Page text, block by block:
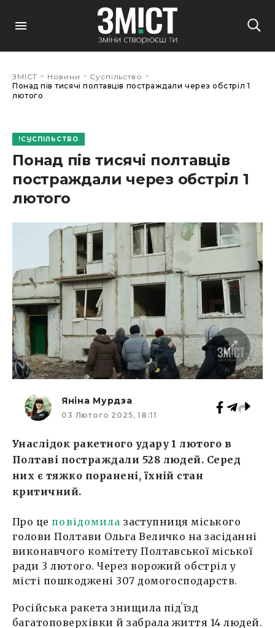
ЗМІСТ > Новини > Суспільство >
Понад пів тисячі полтавців постраждали через обстріл 1
лютого
СУСПІЛЬСТВО
Понад пів тисячі полтавців
постраждали через обстріл 1
лютого
Яніна Мурдза
03 Лютого 2025, 18:11
Унаслідок ракетного удару 1 лютого в
Полтаві постраждали 528 людей. Серед
них є тяжко поранені, їхній стан
критичний.
Про цеповідомила заступниця міського
голови Полтави Ольга Величко на засіданні
виконавчого комітету Полтавської міської
ради 3 лютого. Через ворожий обстріл у
місті пошкоджені 307 домогосподарств.
Російська ракета знищила підʼїзд
багатоповерхівки й забрала життя 14 людей.